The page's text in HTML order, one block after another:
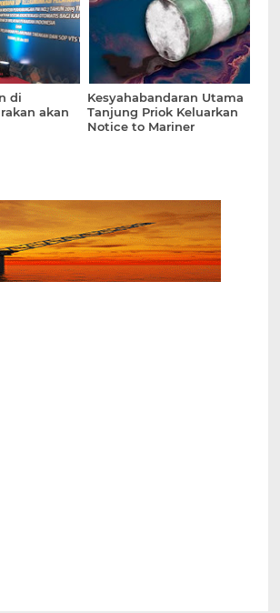
di
akan
Kesyahabandaran Utama
Tanjung Priok Keluarkan
Notice to Mariner